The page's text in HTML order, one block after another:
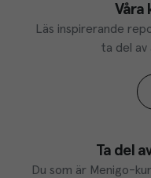
Våra
Läs inspirerande
ta del av
Ta del
Du som är Menigo-